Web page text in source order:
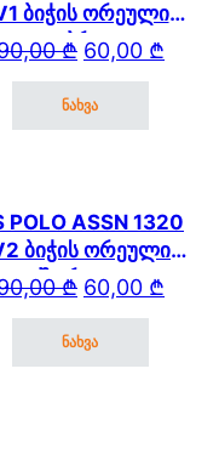
₾.
ბიჭის ორეული
კაპრით
₾ Original price
60,00 ₾
Current price is:
ნახვა
₾.
POLO ASSN 1320
ბიჭის ორეული
შორტით
₾ Original price
60,00 ₾
Current price is:
ნახვა